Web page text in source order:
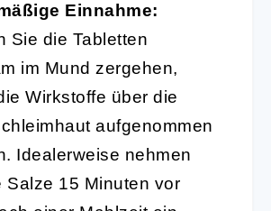
Einnahme:
Sie die Tabletten
im Mund zergehen,
Wirkstoffe über die
aufgenommen
Idealerweise nehmen
Salze 15 Minuten vor